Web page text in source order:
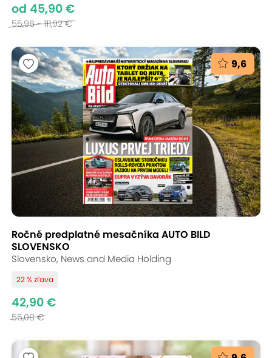
od 45,90 €
55,96 - 111,92 €
9,6
Ročné predplatné mesačníka AUTO BILD
SLOVENSKO
Slovensko, News and Media Holding
22 % zľava
42,90 €
55,08 €